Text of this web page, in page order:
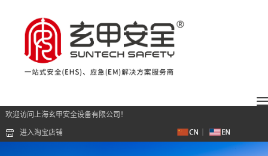
欢迎访问上海玄甲安全设备有限公司！
进入淘宝店铺